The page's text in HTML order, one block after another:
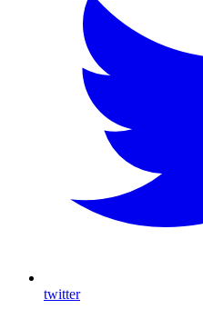
twitter